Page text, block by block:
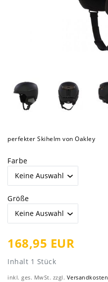
perfekter Skihelm von Oakley
Farbe
Größe
168,95 EUR
Inhalt 1 Stück
inkl. ges. MwSt. zzgl. Versandkosten